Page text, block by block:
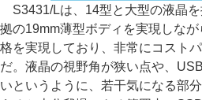
S3431/Lは、14型と大型の液晶
拠の19mm薄型ボディを実現しな
格を実現しており、非常にコスト
だ。液晶の視野角が狭い点や、
いというように、若干気になる部